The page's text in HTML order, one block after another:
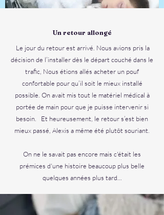
Un retour allongé
Le jour du retour est arrivé. Nous avions pris la
décision de l’installer dès le départ couché dans le
trafic, Nous étions allés acheter un pouf
confortable pour qu’il soit le mieux installé
possible. On avait mis tout le matériel médical à
portée de main pour que je puisse intervenir si
besoin. Et heureusement, le retour s’est bien
mieux passé, Alexis a même été plutôt souriant.
On ne le savait pas encore mais c'était les
prémices d'une histoire beaucoup plus belle
quelques années plus tard...